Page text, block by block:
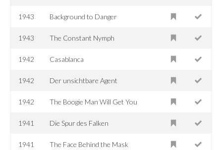
1943 Background to Danger
1943 The Constant Nymph
1942 Casablanca
1942 Der unsichtbare Agent
1942 The Boogie Man Will Get You
1941 Die Spur des Falken
1941 The Face Behind the Mask